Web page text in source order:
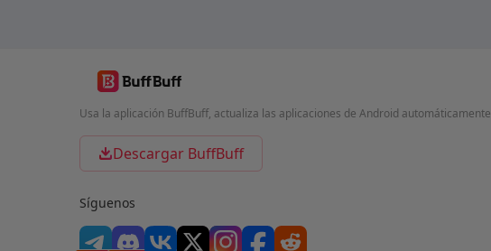
Usa la aplicación BuffBuff, actualiza las aplicaciones de Android automáticamente
Descargar BuffBuff
Síguenos